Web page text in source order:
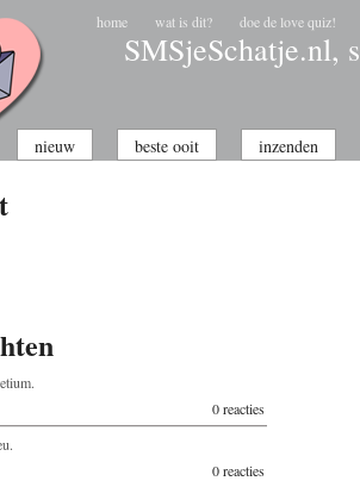
SMSjeSchatje.nl,
home wat is dit? doe de love quiz!
nieuw beste ooit inzenden
0 reacties
0 reacties